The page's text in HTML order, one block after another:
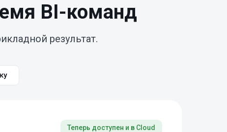
BI-команд
результат.
Теперь доступен и в Cloud